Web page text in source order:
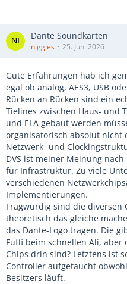
Dante Soundkarten
niggles 25. Juni 2026
Gute Erfahrungen hab ich
egal ob analog, AES3, USB
Rücken an Rücken sind ein
Tielines zwischen Haus- und
und ELA gebaut werden
organisatorisch absolut nicht
Netzwerk- und
DVS ist meiner Meinung
für Infrastruktur. Zu viele
verschiedenen
Implementierungen.
Fragwürdig sind die diversen
theoretisch das gleiche
das Dante-Logo tragen. Die
Fuffi beim schnellen Ali,
Chips drin sind? Letztens ist
Controller aufgetaucht
Besitzers läuft.